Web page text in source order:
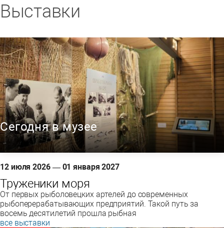
Выставки
12 июля 2026 — 01 января 2027
Сегодня в музее
Труженики моря
От первых рыболовецких артелей до современных
рыбоперерабатывающих предприятий. Такой путь за
восемь десятилетий прошла рыбная
все выставки